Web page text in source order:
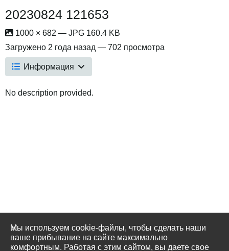
20230824 121653
1000 × 682 — JPG 160.4 KB
Загружено 2 года назад — 702 просмотра
Информация
No description provided.
Мы используем cookie-файлы, чтобы сделать наши
ваше прибывание на сайте максимально
комфортным. Работая с этим сайтом, вы даете свое